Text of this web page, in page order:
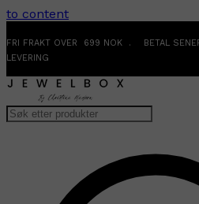
to content
FRI FRAKT OVER 699 NOK . BETAL
LEVERING